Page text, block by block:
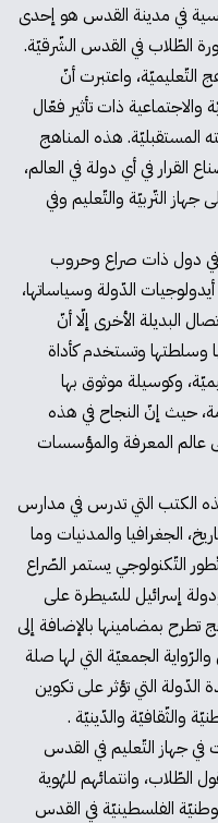
في مدينة القدس هو إحدى
الطّلاب في القدس الشّرقيّة.
التّعليميّة، واعتبرت أنّ
والاجتماعية ذات تأثير فعّال
المستقبليّة. هذه المناهج
في أي دولة في العالم،
التّربيّة والتّعليم وفي
في دول ذات صراع وحروب
الدّولة وسياساتها،
البديلة الأخرى إلّا أنّ
وسلطتها وتستخدم كأداة
وكوسيلة موثوق بها
حيث إنّ النجاح في هذه
عالم المعرفة والمؤسسات
الكتب التي تدرس في مدارس
الجغرافيا والمدنيات وما
التّكنولوجي يستمر الصّراع
إسرائيل للسّيطرة على
بمضامينها بالإضافة إلى
والرّواية الجمعيّة التي لها صلة
الدّولة التي تؤثر على تكوين
والثّقافيّة والدّينيّة .
جهاز التّعليم في القدس
الطّلاب، وانتمائهم للهُوية
الفلسطينيّة في القدس